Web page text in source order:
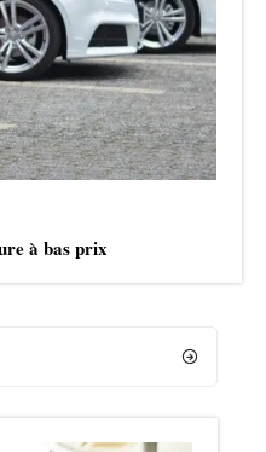
à bas prix